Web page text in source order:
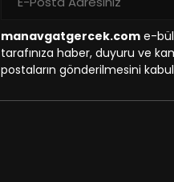
manavgatgercek.com e-
tarafınıza haber, duyuru ve
postaların gönderilmesini